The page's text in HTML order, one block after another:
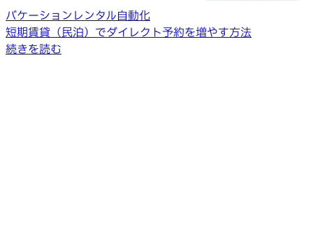
バケーションレンタル自動化
短期賃貸（民泊）でダイレクト予約を増やす方法
続きを読む